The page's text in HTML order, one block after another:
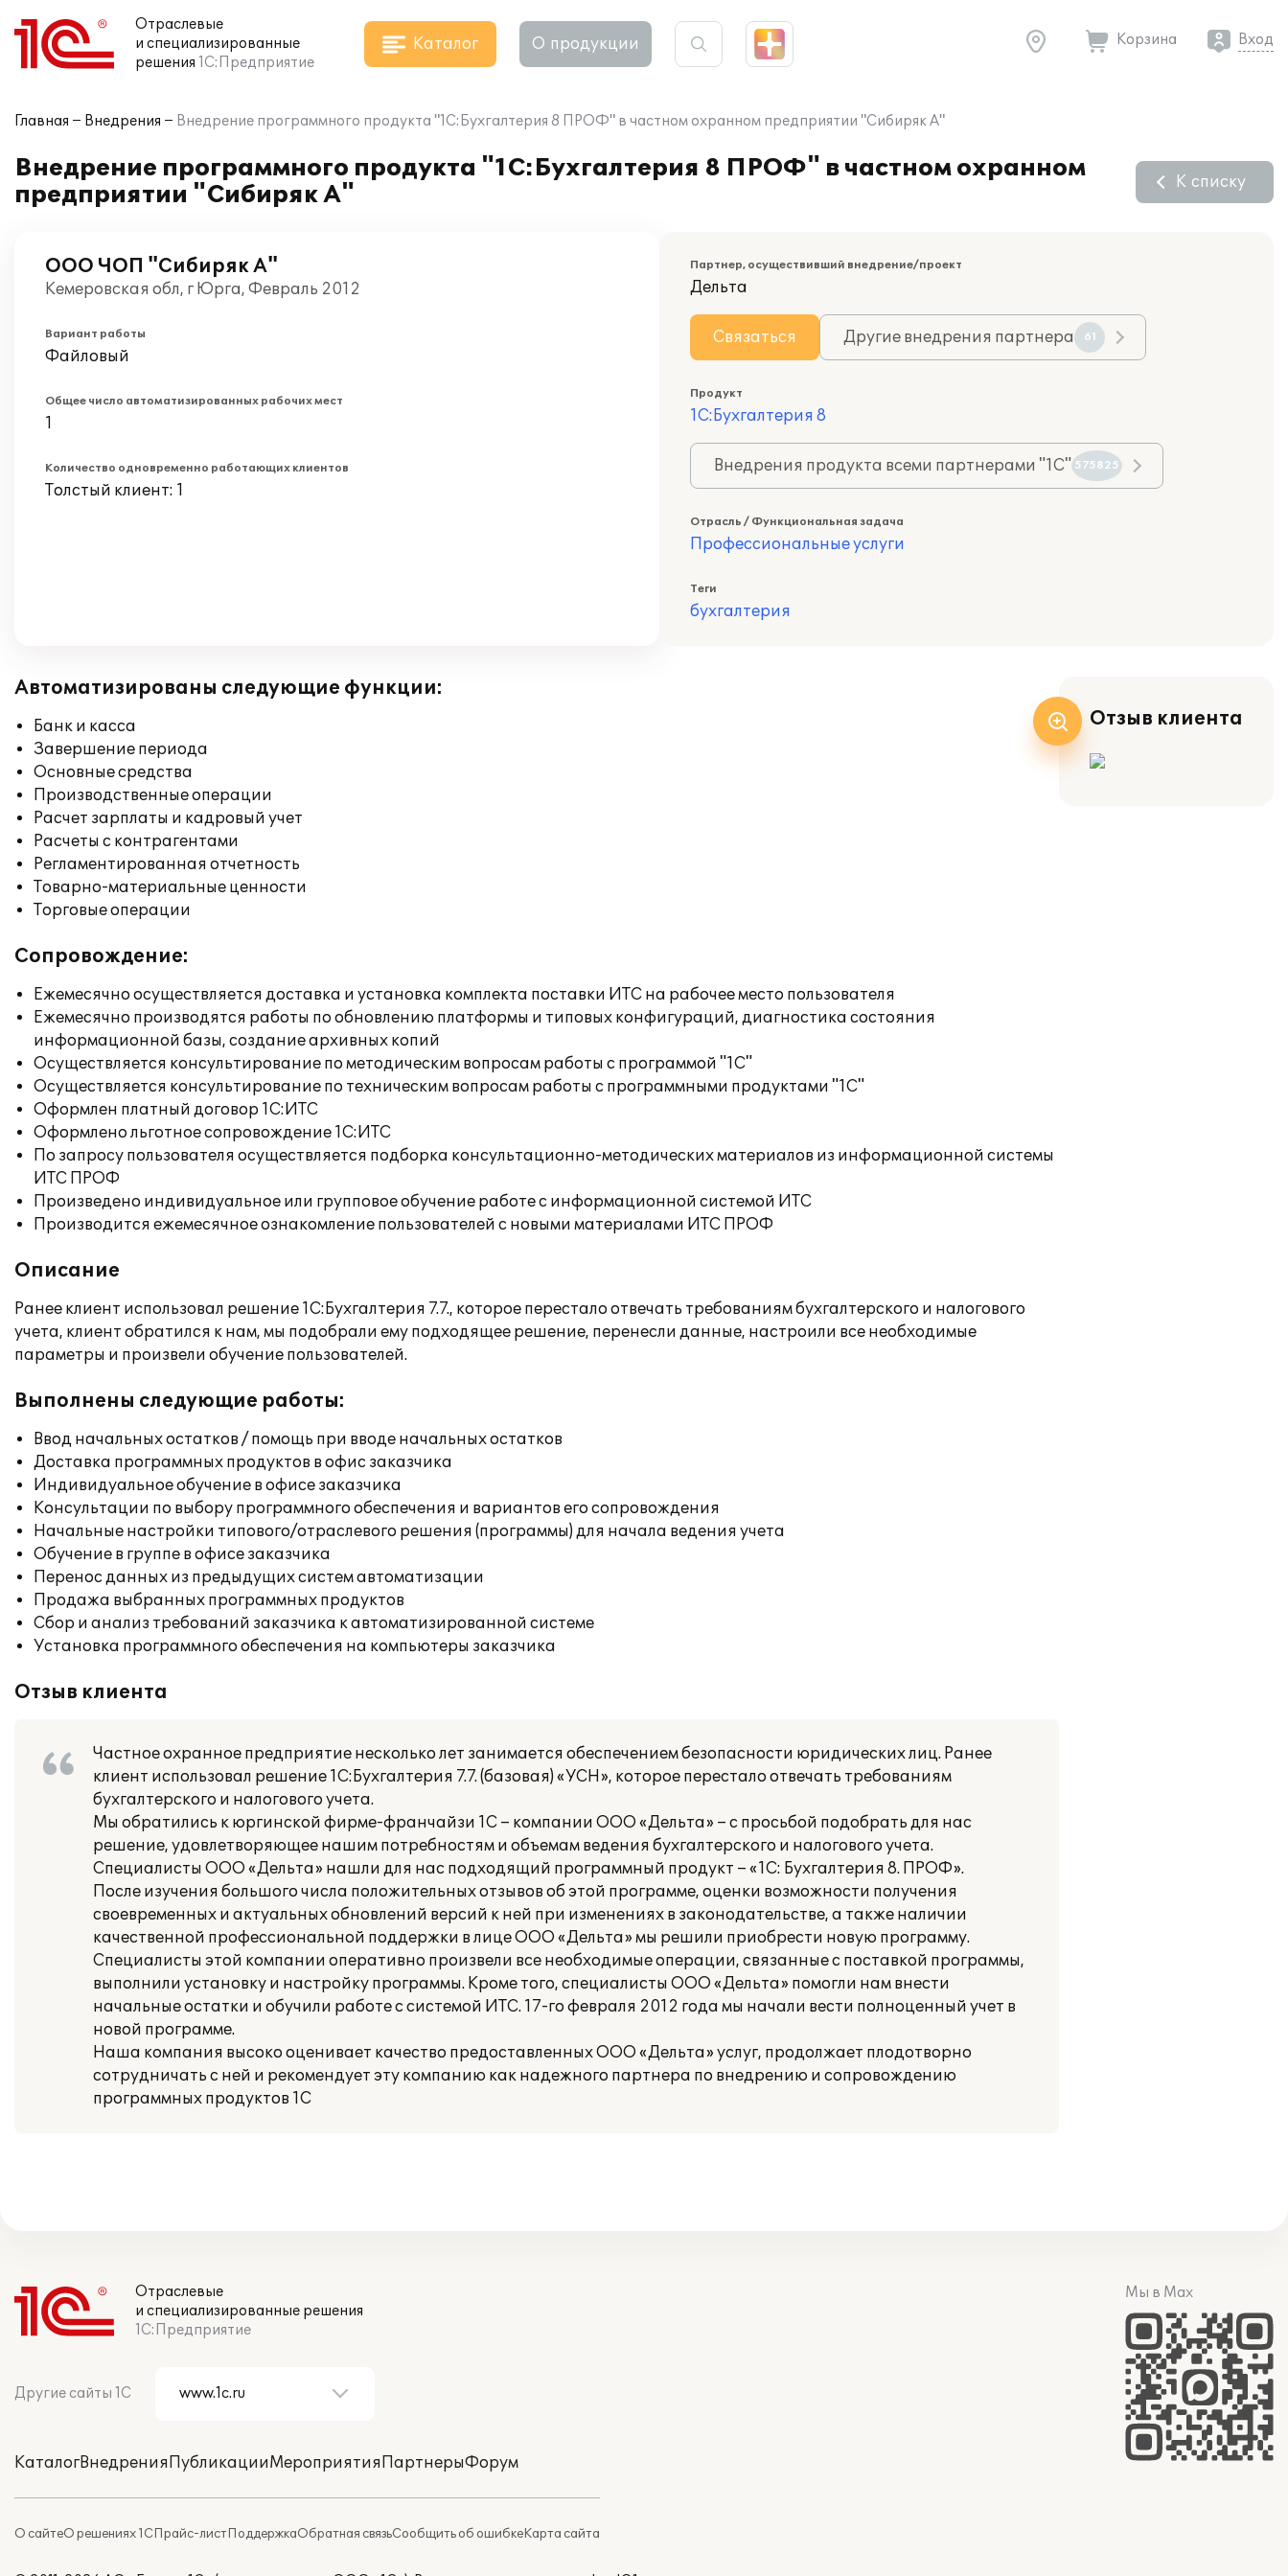
Отраслевые
и специализированные
решения 1С:Предприятие
Каталог О продукции Корзина Вход
Главная Внедрения Внедрение программного продукта "1С:Бухгалтерия 8 ПРОФ" в частном охранном предприятии "Сибиряк А"
Внедрение программного продукта "1С:Бухгалтерия 8 ПРОФ" в частном охранном
предприятии "Сибиряк А"
К списку
ООО ЧОП "Сибиряк А"
Кемеровская обл, г Юрга, Февраль 2012
Вариант работы
Файловый
Общее число автоматизированных рабочих мест
1
Количество одновременно работающих клиентов
Толстый клиент: 1
Партнер, осуществивший внедрение/проект
Дельта
Связаться Другие внедрения партнера 61
Продукт
1С:Бухгалтерия 8
Внедрения продукта всеми партнерами "1С" 575825
Отрасль / Функциональная задача
Профессиональные услуги
Теги
бухгалтерия
Автоматизированы следующие функции:
Банк и касса
Завершение периода
Основные средства
Производственные операции
Расчет зарплаты и кадровый учет
Расчеты с контрагентами
Регламентированная отчетность
Товарно-материальные ценности
Торговые операции
Сопровождение:
Ежемесячно осуществляется доставка и установка комплекта поставки ИТС на рабочее место пользователя
Ежемесячно производятся работы по обновлению платформы и типовых конфигураций, диагностика состояния
информационной базы, создание архивных копий
Осуществляется консультирование по методическим вопросам работы с программой "1С"
Осуществляется консультирование по техническим вопросам работы с программными продуктами "1С"
Оформлен платный договор 1С:ИТС
Оформлено льготное сопровождение 1С:ИТС
По запросу пользователя осуществляется подборка консультационно-методических материалов из информационной системы
ИТС ПРОФ
Произведено индивидуальное или групповое обучение работе с информационной системой ИТС
Производится ежемесячное ознакомление пользователей с новыми материалами ИТС ПРОФ
Описание
Ранее клиент использовал решение 1C:Бухгалтерия 7.7., которое перестало отвечать требованиям бухгалтерского и налогового
учета, клиент обратился к нам, мы подобрали ему подходящее решение, перенесли данные, настроили все необходимые
параметры и произвели обучение пользователей.
Выполнены следующие работы:
Ввод начальных остатков / помощь при вводе начальных остатков
Доставка программных продуктов в офис заказчика
Индивидуальное обучение в офисе заказчика
Консультации по выбору программного обеспечения и вариантов его сопровождения
Начальные настройки типового/отраслевого решения (программы) для начала ведения учета
Обучение в группе в офисе заказчика
Перенос данных из предыдущих систем автоматизации
Продажа выбранных программных продуктов
Сбор и анализ требований заказчика к автоматизированной системе
Установка программного обеспечения на компьютеры заказчика
Отзыв клиента
Частное охранное предприятие несколько лет занимается обеспечением безопасности юридических лиц. Ранее
клиент использовал решение 1С:Бухгалтерия 7.7. (базовая) «УСН», которое перестало отвечать требованиям
бухгалтерского и налогового учета.
Мы обратились к юргинской фирме-франчайзи 1С – компании ООО «Дельта» – с просьбой подобрать для нас
решение, удовлетворяющее нашим потребностям и объемам ведения бухгалтерского и налогового учета.
Специалисты ООО «Дельта» нашли для нас подходящий программный продукт – «1С: Бухгалтерия 8. ПРОФ».
После изучения большого числа положительных отзывов об этой программе, оценки возможности получения
своевременных и актуальных обновлений версий к ней при изменениях в законодательстве, а также наличии
качественной профессиональной поддержки в лице ООО «Дельта» мы решили приобрести новую программу.
Специалисты этой компании оперативно произвели все необходимые операции, связанные с поставкой программы,
выполнили установку и настройку программы. Кроме того, специалисты ООО «Дельта» помогли нам внести
начальные остатки и обучили работе с системой ИТС. 17-го февраля 2012 года мы начали вести полноценный учет в
новой программе.
Наша компания высоко оценивает качество предоставленных ООО «Дельта» услуг, продолжает плодотворно
сотрудничать с ней и рекомендует эту компанию как надежного партнера по внедрению и сопровождению
программных продуктов 1С
Отзыв клиента
Отраслевые
и специализированные решения
1С:Предприятие
Другие сайты 1С
КаталогВнедренияПубликацииМероприятияПартнерыФорум
О сайтеО решениях 1СПрайс-листПоддержкаОбратная связьСообщить об ошибкеКарта сайта
Мы в Max